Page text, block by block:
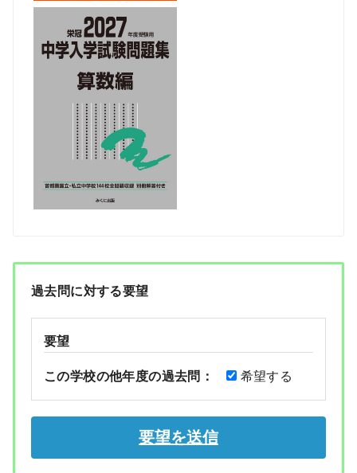
過去問に対する要望
要望
この学校の他年度の過去問： 希望する